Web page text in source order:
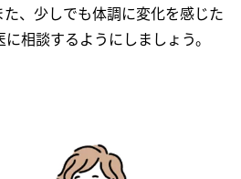
、少しでも体調に変化を感じた
相談するようにしましょう。